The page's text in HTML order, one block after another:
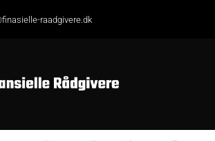
raadgivere.dk